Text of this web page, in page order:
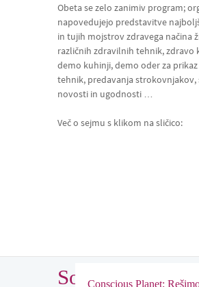
Obeta se zelo zanimiv program;
napovedujejo predstavitve
in tujih mojstrov zdravega načina
različnih zdravilnih tehnik, zdravo
demo kuhinji, demo oder za
tehnik, predavanja strokovnjakov,
novosti in ugodnosti …
Več o sejmu s klikom na sličico:
Sorodni
Conscious Planet: